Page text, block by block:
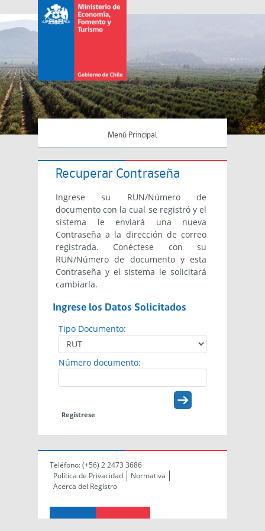
Menú Principal
Ingrese los Datos Solicitados
Tipo Documento:
Número documento:
Regístrese
Recuperar Contraseña
Ingrese su RUN/Número de
documento con la cual se registró y el
sistema le enviará una nueva
Contraseña a la dirección de correo
registrada. Conéctese con su
RUN/Número de documento y esta
Contraseña y el sistema le solicitará
cambiarla.
Teléfono:(+56) 2 2473 3686
Política de Privacidad
Normativa
Acerca del Registro